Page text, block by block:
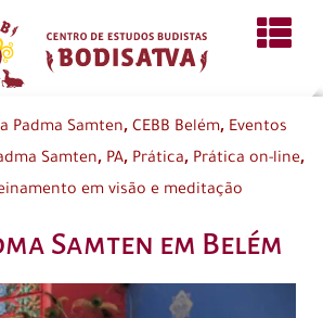
Padma Samten, CEBB Belém, Eventos
Samten, PA, Prática, Prática on-line,
em visão e meditação
Samten em Belém